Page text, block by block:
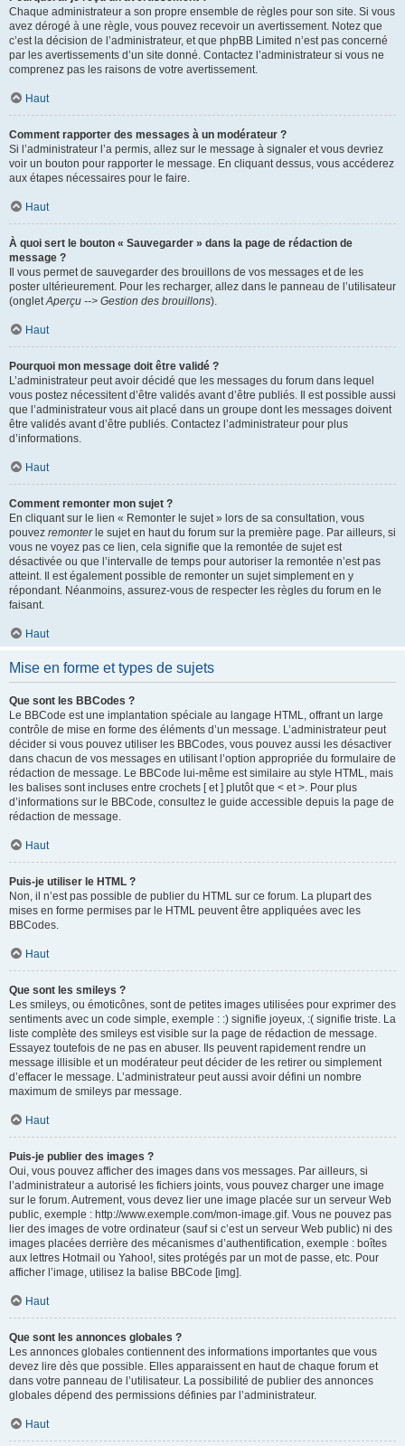
Chaque administrateur a son propre ensemble de règles pour son site. Si vous
avez dérogé à une règle, vous pouvez recevoir un avertissement. Notez que
c’est la décision de l’administrateur, et que phpBB Limited n’est pas concerné
par les avertissements d’un site donné. Contactez l’administrateur si vous ne
comprenez pas les raisons de votre avertissement.
Haut
Comment rapporter des messages à un modérateur ?
Si l’administrateur l’a permis, allez sur le message à signaler et vous devriez
voir un bouton pour rapporter le message. En cliquant dessus, vous accéderez
aux étapes nécessaires pour le faire.
Haut
À quoi sert le bouton « Sauvegarder » dans la page de rédaction de
message ?
Il vous permet de sauvegarder des brouillons de vos messages et de les
poster ultérieurement. Pour les recharger, allez dans le panneau de l’utilisateur
(ongletAperçu --> Gestion des brouillons).
Haut
Pourquoi mon message doit être validé ?
L’administrateur peut avoir décidé que les messages du forum dans lequel
vous postez nécessitent d’être validés avant d’être publiés. Il est possible aussi
que l’administrateur vous ait placé dans un groupe dont les messages doivent
être validés avant d’être publiés. Contactez l’administrateur pour plus
d’informations.
Haut
Comment remonter mon sujet ?
En cliquant sur le lien « Remonter le sujet » lors de sa consultation, vous
pouvez remonterle sujet en haut du forum sur la première page. Par ailleurs, si
vous ne voyez pas ce lien, cela signifie que la remontée de sujet est
désactivée ou que l’intervalle de temps pour autoriser la remontée n’est pas
atteint. Il est également possible de remonter un sujet simplement en y
répondant. Néanmoins, assurez-vous de respecter les règles du forum en le
faisant.
Haut
Mise en forme et types de sujets
Que sont les BBCodes ?
Le BBCode est une implantation spéciale au langage HTML, offrant un large
contrôle de mise en forme des éléments d’un message. L’administrateur peut
décider si vous pouvez utiliser les BBCodes, vous pouvez aussi les désactiver
dans chacun de vos messages en utilisant l’option appropriée du formulaire de
rédaction de message. Le BBCode lui-même est similaire au style HTML, mais
les balises sont incluses entre crochets [ et ] plutôt que < et >. Pour plus
d’informations sur le BBCode, consultez le guide accessible depuis la page de
rédaction de message.
Haut
Puis-je utiliser le HTML ?
Non, il n’est pas possible de publier du HTML sur ce forum. La plupart des
mises en forme permises par le HTML peuvent être appliquées avec les
BBCodes.
Haut
Que sont les smileys ?
Les smileys, ou émoticônes, sont de petites images utilisées pour exprimer des
sentiments avec un code simple, exemple : :) signifie joyeux, :( signifie triste. La
liste complète des smileys est visible sur la page de rédaction de message.
Essayez toutefois de ne pas en abuser. Ils peuvent rapidement rendre un
message illisible et un modérateur peut décider de les retirer ou simplement
d’effacer le message. L’administrateur peut aussi avoir défini un nombre
maximum de smileys par message.
Haut
Puis-je publier des images ?
Oui, vous pouvez afficher des images dans vos messages. Par ailleurs, si
l’administrateur a autorisé les fichiers joints, vous pouvez charger une image
sur le forum. Autrement, vous devez lier une image placée sur un serveur Web
public, exemple : http://www.exemple.com/mon-image.gif. Vous ne pouvez pas
lier des images de votre ordinateur (sauf si c’est un serveur Web public) ni des
images placées derrière des mécanismes d’authentification, exemple : boîtes
aux lettres Hotmail ou Yahoo!, sites protégés par un mot de passe, etc. Pour
afficher l’image, utilisez la balise BBCode [img].
Haut
Que sont les annonces globales ?
Les annonces globales contiennent des informations importantes que vous
devez lire dès que possible. Elles apparaissent en haut de chaque forum et
dans votre panneau de l’utilisateur. La possibilité de publier des annonces
globales dépend des permissions définies par l’administrateur.
Haut